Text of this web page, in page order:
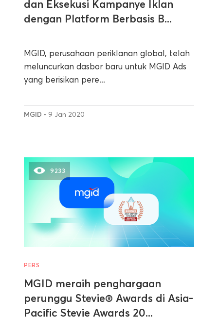
dan Eksekusi Kampanye Iklan
dengan Platform Berbasis B...
MGID, perusahaan periklanan global, telah
meluncurkan dasbor baru untuk MGID Ads
yang berisikan pere...
MGID • 9 Jan 2020
9233
PERS
MGID meraih penghargaan
perunggu Stevie® Awards di Asia-
Pacific Stevie Awards 20...